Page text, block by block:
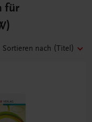
für
Sortieren nach (Titel)